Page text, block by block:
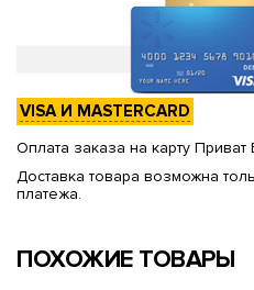
VISA И MASTERCARD
Оплата заказа на карту Приват
Доставка товара возможна
платежа.
ПОХОЖИЕ ТОВАРЫ